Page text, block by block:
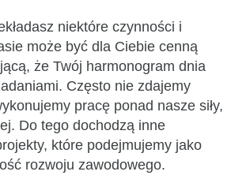
niektóre czynności i
może być dla Ciebie cenną
że Twój harmonogram dnia
Często nie zdajemy
pracę ponad nasze siły,
Do tego dochodzą inne
które podejmujemy jako
rozwoju zawodowego.